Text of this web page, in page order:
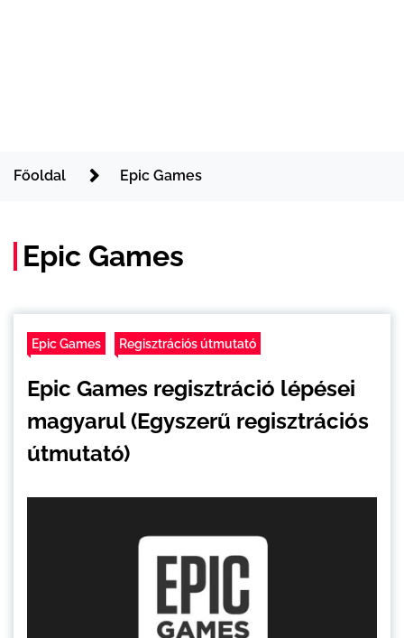
Főoldal Epic Games
Epic Games
Epic Games Regisztrációs útmutató
Epic Games regisztráció lépései
magyarul (Egyszerű regisztrációs
útmutató)